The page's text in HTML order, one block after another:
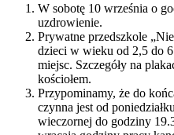
W sobotę 10 września o
uzdrowienie.
Prywatne przedszkole
dzieci w wieku od 2,5 do
miejsc. Szczegóły na
kościołem.
Przypominamy, że do
czynna jest od
wieczornej do godziny